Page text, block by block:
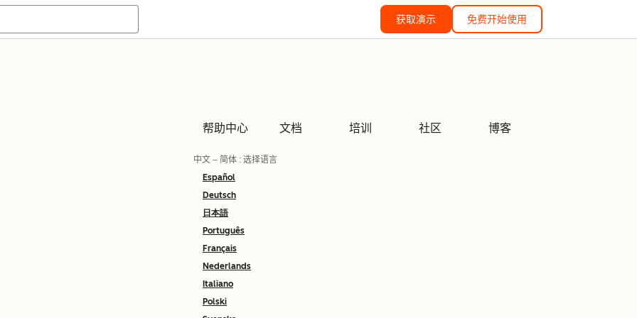
获取演示 免费开始使用
帮助中心 文档 培训 社区 博客
中文 – 简体 : 选择语言
Español
Deutsch
日本語
Português
Français
Nederlands
Italiano
Polski